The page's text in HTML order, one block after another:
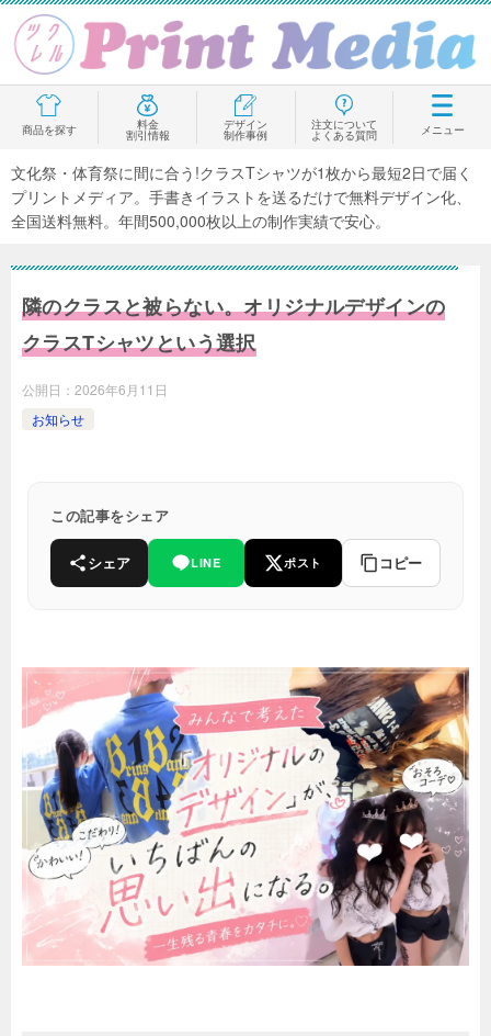
商品を探す 料金
割引情報
デザイン
制作事例
注文について
よくある質問 メニュー
文化祭・体育祭に間に合う!クラスTシャツが1枚から最短2日で届く
プリントメディア。手書きイラストを送るだけで無料デザイン化、
全国送料無料。年間500,000枚以上の制作実績で安心。
隣のクラスと被らない。オリジナルデザインの
クラスTシャツという選択
公開日： 2026年6月11日
お知らせ
この記事をシェア
シェア LINE ポスト コピー